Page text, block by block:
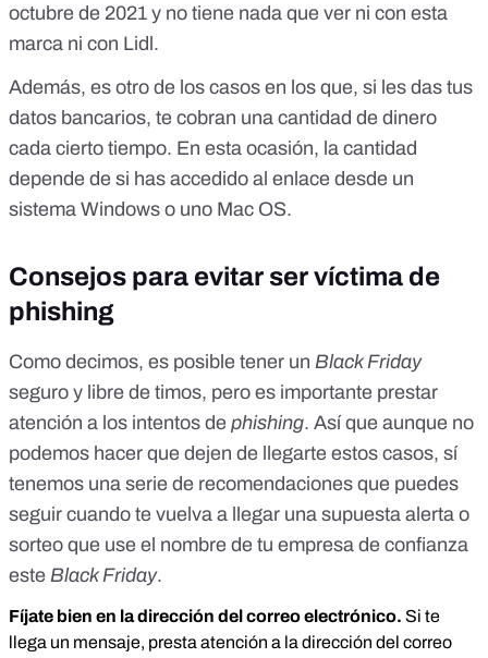
octubre de 2021 y no tiene nada que ver ni con esta
marca ni con Lidl.
Además, es otro de los casos en los que, si les das tus
datos bancarios, te cobran una cantidad de dinero
cada cierto tiempo. En esta ocasión, la cantidad
depende de si has accedido al enlace desde un
sistema Windows o uno Mac OS.
Consejos para evitar ser víctima de
phishing
Como decimos, es posible tener un Black Friday
seguro y libre de timos, pero es importante prestar
atención a los intentos de phishing. Así que aunque no
podemos hacer que dejen de llegarte estos casos, sí
tenemos una serie de recomendaciones que puedes
seguir cuando te vuelva a llegar una supuesta alerta o
sorteo que use el nombre de tu empresa de confianza
este Black Friday.
Fíjate bien en la dirección del correo electrónico. Si te
llega un mensaje, presta atención a la dirección del correo